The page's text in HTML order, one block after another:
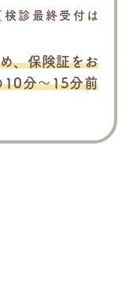
診最終受付は
、保険証をお
10分～15分前